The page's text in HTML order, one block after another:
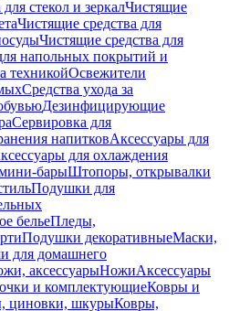
стекол и зеркалЧистящие
Чистящие средства для
Чистящие средства для
напольных покрытий и
техникойОсвежители
Средства ухода за
Дезинфицирующие
Сервировка для
напитковАксессуары для
для охлаждения
барыШтопоры, открывалки
Подушки для
бельеПледы,
Подушки декоративныеМаски,
для домашнего
аксессуарыНожиАксессуары
и комплектующиеКовры и
циновки, шкурыКовры,